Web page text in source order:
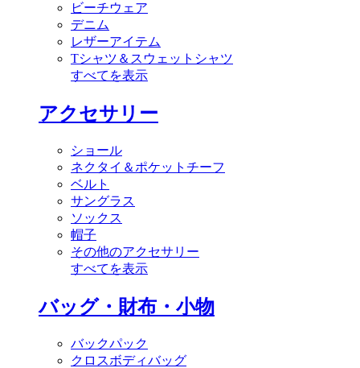
ビーチウェア
デニム
レザーアイテム
Tシャツ＆スウェットシャツ
すべてを表示
アクセサリー
ショール
ネクタイ＆ポケットチーフ
ベルト
サングラス
ソックス
帽子
その他のアクセサリー
すべてを表示
バッグ・財布・小物
バックパック
クロスボディバッグ